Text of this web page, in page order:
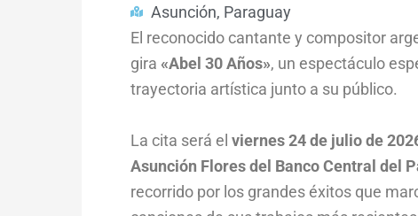
Asunción, Paraguay
El reconocido cantante y compositor
gira «Abel 30 Años», un espectáculo
trayectoria artística junto a su público.
La cita será el viernes 24 de julio de
Asunción Flores del Banco Central del
recorrido por los grandes éxitos que